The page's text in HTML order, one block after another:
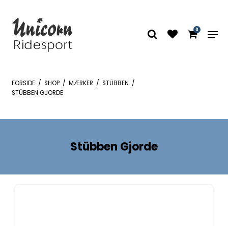
0
FORSIDE / SHOP / MÆRKER / STÜBBEN /
STÜBBEN GJORDE
Stübben Gjorde